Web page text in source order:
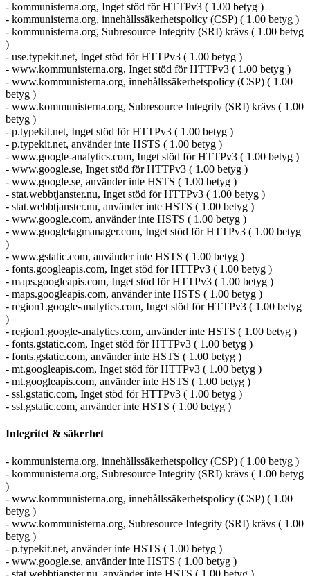
- kommunisterna.org, Inget stöd för HTTPv3 ( 1.00 betyg )
- kommunisterna.org, innehållssäkerhetspolicy (CSP) ( 1.00 betyg )
- kommunisterna.org, Subresource Integrity (SRI) krävs ( 1.00 betyg
)
- use.typekit.net, Inget stöd för HTTPv3 ( 1.00 betyg )
- www.kommunisterna.org, Inget stöd för HTTPv3 ( 1.00 betyg )
- www.kommunisterna.org, innehållssäkerhetspolicy (CSP) ( 1.00
betyg )
- www.kommunisterna.org, Subresource Integrity (SRI) krävs ( 1.00
betyg )
- p.typekit.net, Inget stöd för HTTPv3 ( 1.00 betyg )
- p.typekit.net, använder inte HSTS ( 1.00 betyg )
- www.google-analytics.com, Inget stöd för HTTPv3 ( 1.00 betyg )
- www.google.se, Inget stöd för HTTPv3 ( 1.00 betyg )
- www.google.se, använder inte HSTS ( 1.00 betyg )
- stat.webbtjanster.nu, Inget stöd för HTTPv3 ( 1.00 betyg )
- stat.webbtjanster.nu, använder inte HSTS ( 1.00 betyg )
- www.google.com, använder inte HSTS ( 1.00 betyg )
- www.googletagmanager.com, Inget stöd för HTTPv3 ( 1.00 betyg
)
- www.gstatic.com, använder inte HSTS ( 1.00 betyg )
- fonts.googleapis.com, Inget stöd för HTTPv3 ( 1.00 betyg )
- maps.googleapis.com, Inget stöd för HTTPv3 ( 1.00 betyg )
- maps.googleapis.com, använder inte HSTS ( 1.00 betyg )
- region1.google-analytics.com, Inget stöd för HTTPv3 ( 1.00 betyg
)
- region1.google-analytics.com, använder inte HSTS ( 1.00 betyg )
- fonts.gstatic.com, Inget stöd för HTTPv3 ( 1.00 betyg )
- fonts.gstatic.com, använder inte HSTS ( 1.00 betyg )
- mt.googleapis.com, Inget stöd för HTTPv3 ( 1.00 betyg )
- mt.googleapis.com, använder inte HSTS ( 1.00 betyg )
- ssl.gstatic.com, Inget stöd för HTTPv3 ( 1.00 betyg )
- ssl.gstatic.com, använder inte HSTS ( 1.00 betyg )
Integritet & säkerhet
- kommunisterna.org, innehållssäkerhetspolicy (CSP) ( 1.00 betyg )
- kommunisterna.org, Subresource Integrity (SRI) krävs ( 1.00 betyg
)
- www.kommunisterna.org, innehållssäkerhetspolicy (CSP) ( 1.00
betyg )
- www.kommunisterna.org, Subresource Integrity (SRI) krävs ( 1.00
betyg )
- p.typekit.net, använder inte HSTS ( 1.00 betyg )
- www.google.se, använder inte HSTS ( 1.00 betyg )
- stat.webbtjanster.nu, använder inte HSTS ( 1.00 betyg )